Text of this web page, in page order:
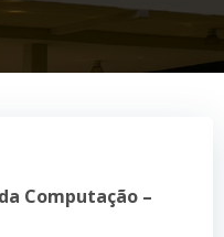
Computação –